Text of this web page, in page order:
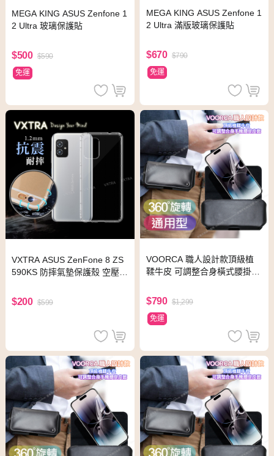
MEGA KING ASUS Zenfone 1
2 Ultra 玻璃保護貼
$500 $590
免運
MEGA KING ASUS Zenfone 1
2 Ultra 滿版玻璃保護貼
$670 $790
免運
VXTRA ASUS ZenFone 8 ZS
590KS 防摔氣墊保護殼 空壓殼
$200 $599
VOORCA 職人設計款頂級植
鞣牛皮 可調整合身橫式腰掛皮
6D Ultimate AI2201
$790 $1,299
免運